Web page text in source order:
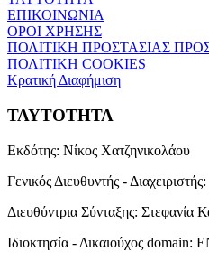
ΕΠΙΚΟΙΝΩΝΙΑ
ΟΡΟΙ ΧΡΗΣΗΣ
ΠΟΛΙΤΙΚΗ ΠΡΟΣΤΑΣΙΑΣ
ΠΟΛΙΤΙΚΗ COOKIES
Κρατική Διαφήμιση
ΤΑΥΤΟΤΗΤΑ
Εκδότης: Νίκος Χατζηνικολάου
Γενικός Διευθυντής - Διαχειριστής:
Διευθύντρια Σύνταξης: Στεφανία
Ιδιοκτησία - Δικαιούχος domain: